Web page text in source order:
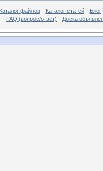
Каталог файлов Каталог статей
Блог
FAQ (вопрос/ответ)
Доска